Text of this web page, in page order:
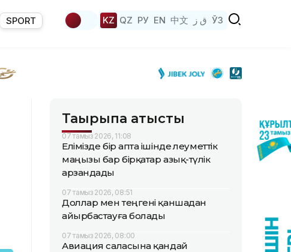
SPORT KZ QZ РУ EN 中文 ق ز ЎЗ
Тақырыпқа қатысты
07 тамыз 2026, 11:08
Елімізде бір апта ішінде әлеуметтік
маңызы бар бірқатар азық-түлік
арзандады
07 тамыз 2026, 08:51
Доллар мен теңгені қаншадан
айырбастауға болады
07 тамыз 2026, 08:00
Авиация саласына қандай